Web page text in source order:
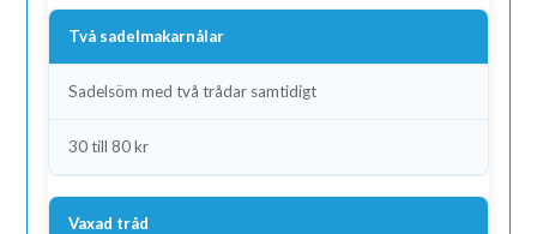
Två sadelmakarnålar
Sadelsöm med två trådar samtidigt
30 till 80 kr
Vaxad tråd